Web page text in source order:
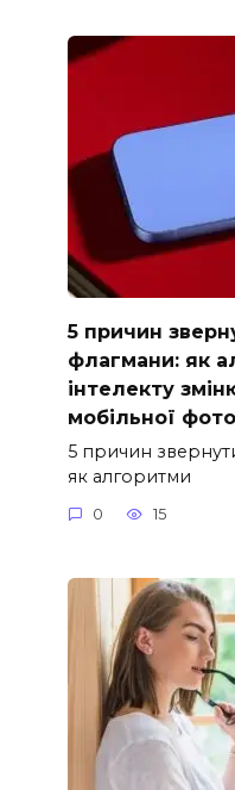
5 причин
флагмани: як
інтелекту
мобільної
5 причин
як алгоритми
0 15